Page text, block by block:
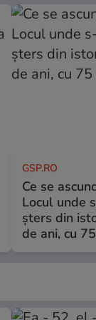
GSP.RO
Ce se
Locul unde
șters din
de ani, cu